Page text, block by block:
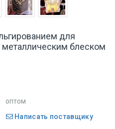
для
металлическим блеском
оптом
Написать поставщику